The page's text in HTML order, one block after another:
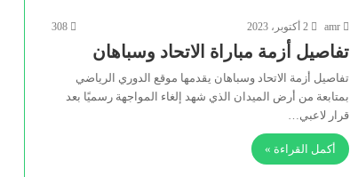
amr 2 أكتوبر، 2023 308
تفاصيل أزمة مباراة الاتحاد وسباهان
تفاصيل أزمة الاتحاد وسباهان يقدمها موقع الدوري الرياضي
بمتابعة من أرض الميدان الذي شهد إلغاء المواجهة رسميًا بعد
قرار لاعبي…
أكمل القراءة »